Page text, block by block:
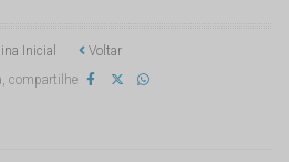
Inicial
Voltar
compartilhe